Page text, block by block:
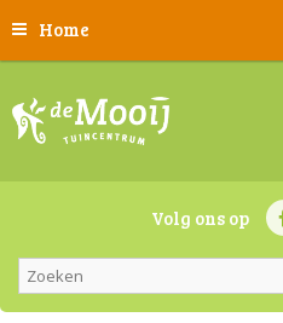
Home
Volg ons op